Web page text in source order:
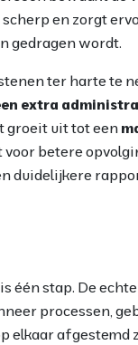
en zorgt
gedragen wordt.
ter harte te
extra
groeit uit tot een
voor betere
duidelijkere
één stap. De
processen,
elkaar afgestemd